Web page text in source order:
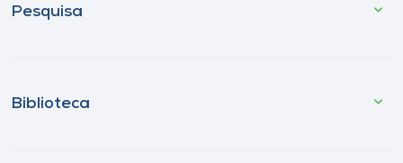
Pesquisa
Biblioteca